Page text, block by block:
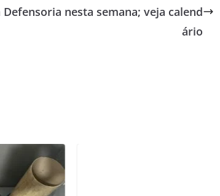
nesta semana; veja calend
ário